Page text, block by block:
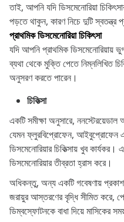
তাই, আপনি যদি ডিসমেনোরিয়া
পড়তে থাকুন, কারণ নিচে দুটি স্বতন্ত্র
প্রাথমিক ডিসমেনোরিয়া চিকিৎসা
যদি আপনি প্রাথমিক ডিসমেনোরিয়ায়
ব্যথা থেকে মুক্তি পেতে নিম্নলিখিত
অনুসরণ করতে পারেন।
চিকিত্সা
একটি সমীক্ষা অনুসারে,
যেমন ফ্লুরবিপ্রোফেন, আইবুপ্রোফেন
ডিসমেনোরিয়ার চিকিত্সায় খুব কার্যকর।
ডিসমেনোরিয়ার তীব্রতা হ্রাস করে।
অধিকন্তু, অন্য একটি গবেষণায় প্রকাশ
জরায়ুর আস্তরণের বৃদ্ধি সীমিত করে,
ডিম্বস্ফোটনকে বাধা দিয়ে মাসিকের